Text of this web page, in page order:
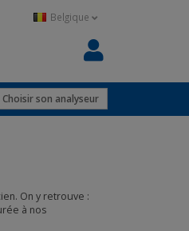
Belgique
Choisir son analyseur
On y retrouve :
à nos